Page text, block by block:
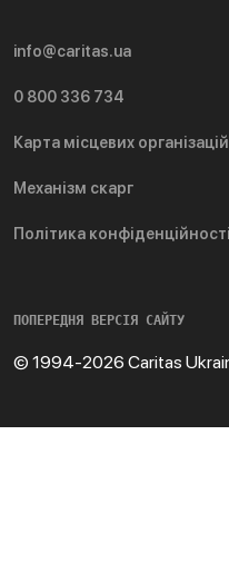
info@caritas.ua
0 800 336 734
Карта місцевих організацій
Механізм скарг
Політика конфіденційності
ПОПЕРЕДНЯ ВЕРСІЯ САЙТУ
© 1994-2026 Caritas